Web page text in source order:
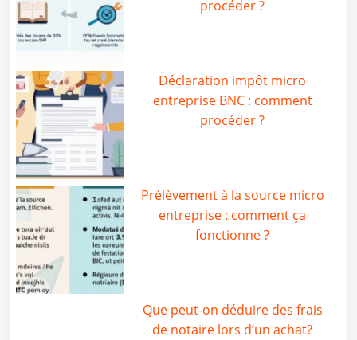
procéder ?
Déclaration impôt micro
entreprise BNC : comment
procéder ?
Prélèvement à la source micro
entreprise : comment ça
fonctionne ?
Que peut-on déduire des frais
de notaire lors d’un achat?